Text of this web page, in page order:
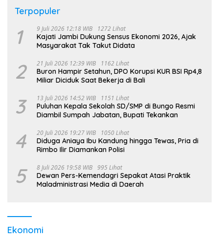
Terpopuler
1 9 Juli 2026 12:18 WIB 1272 Lihat
Kajati Jambi Dukung Sensus Ekonomi 2026, Ajak
Masyarakat Tak Takut Didata
2 21 Juli 2026 12:39 WIB 1162 Lihat
Buron Hampir Setahun, DPO Korupsi KUR BSI Rp4,8
Miliar Diciduk Saat Bekerja di Bali
3 13 Juli 2026 14:52 WIB 1151 Lihat
Puluhan Kepala Sekolah SD/SMP di Bungo Resmi
Diambil Sumpah Jabatan, Bupati Tekankan
4 20 Juli 2026 19:27 WIB 1050 Lihat
Diduga Aniaya Ibu Kandung hingga Tewas, Pria di
Rimbo Ilir Diamankan Polisi
5 8 Juli 2026 19:58 WIB 995 Lihat
Dewan Pers-Kemendagri Sepakat Atasi Praktik
Maladministrasi Media di Daerah
Ekonomi